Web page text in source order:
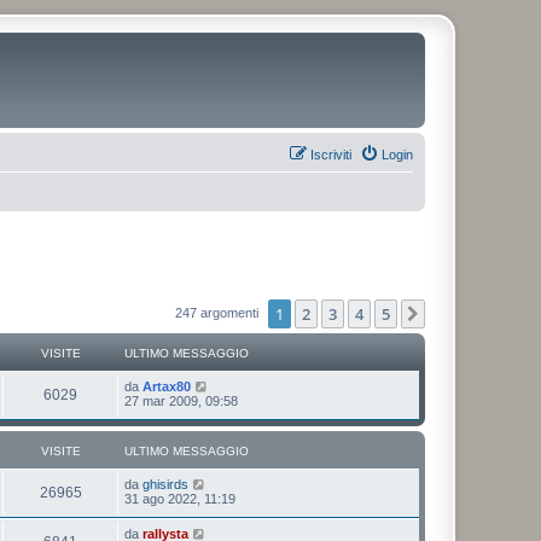
Login
Iscriviti
247 argomenti 1 2 3 4 5
VISITE ULTIMO MESSAGGIO
6029 da Artax80
27 mar 2009, 09:58
VISITE ULTIMO MESSAGGIO
26965 da ghisirds
31 ago 2022, 11:19
da rallysta